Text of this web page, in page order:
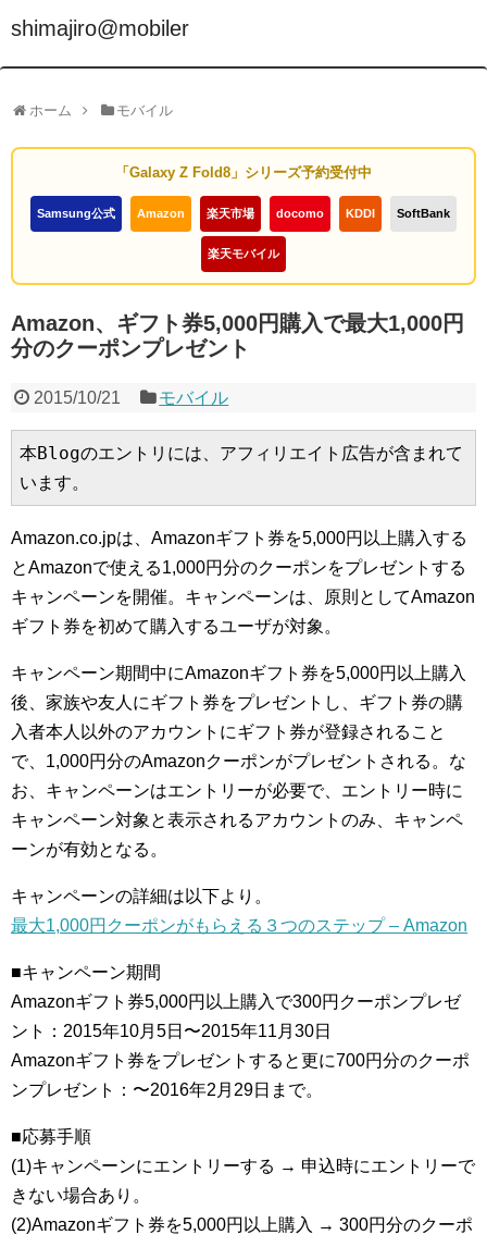
shimajiro@mobiler
ホーム モバイル
「Galaxy Z Fold8」シリーズ予約受付中
Samsung公式 Amazon 楽天市場 docomo KDDI SoftBank
楽天モバイル
Amazon、ギフト券5,000円購入で最大1,000円
分のクーポンプレゼント
2015/10/21 モバイル
本Blogのエントリには、アフィリエイト広告が含まれて
います。
Amazon.co.jpは、Amazonギフト券を5,000円以上購入する
とAmazonで使える1,000円分のクーポンをプレゼントする
キャンペーンを開催。キャンペーンは、原則としてAmazon
ギフト券を初めて購入するユーザが対象。
キャンペーン期間中にAmazonギフト券を5,000円以上購入
後、家族や友人にギフト券をプレゼントし、ギフト券の購
入者本人以外のアカウントにギフト券が登録されること
で、1,000円分のAmazonクーポンがプレゼントされる。な
お、キャンペーンはエントリーが必要で、エントリー時に
キャンペーン対象と表示されるアカウントのみ、キャンペ
ーンが有効となる。
キャンペーンの詳細は以下より。
最大1,000円クーポンがもらえる３つのステップ – Amazon
■キャンペーン期間
Amazonギフト券5,000円以上購入で300円クーポンプレゼ
ント：2015年10月5日〜2015年11月30日
Amazonギフト券をプレゼントすると更に700円分のクーポ
ンプレゼント：〜2016年2月29日まで。
■応募手順
(1)キャンペーンにエントリーする → 申込時にエントリーで
きない場合あり。
(2)Amazonギフト券を5,000円以上購入 → 300円分のクーポ